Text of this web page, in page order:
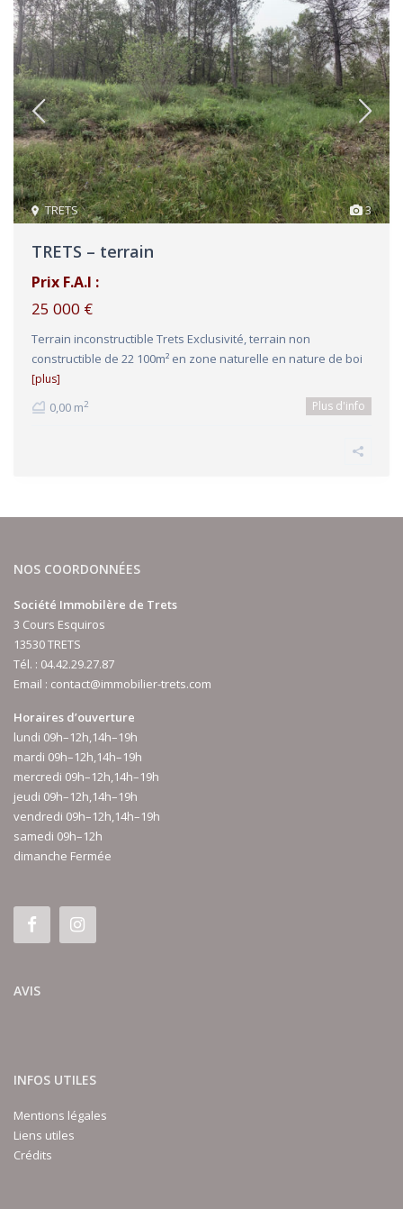
3
TRETS
TRETS – terrain
Prix F.A.I :
25 000 €
Terrain inconstructible Trets Exclusivité, terrain non
constructible de 22 100m² en zone naturelle en nature de boi
[plus]
0,00 m2 Plus d'info
NOS COORDONNÉES
Société Immobilère de Trets
3 Cours Esquiros
13530 TRETS
Tél. : 04.42.29.27.87
Email : contact@immobilier-trets.com
Horaires d’ouverture
lundi 09h–12h,14h–19h
mardi 09h–12h,14h–19h
mercredi 09h–12h,14h–19h
jeudi 09h–12h,14h–19h
vendredi 09h–12h,14h–19h
samedi 09h–12h
dimanche Fermée
AVIS
INFOS UTILES
Mentions légales
Liens utiles
Crédits